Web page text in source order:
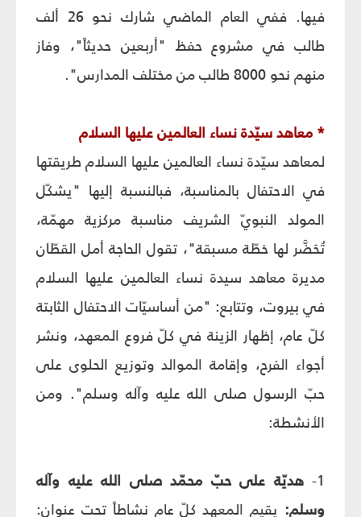
فيها. ففي العام الماضي شارك نحو 26 ألف
طالب في مشروع حفظ "أربعين حديثاً"، وفاز
منهم نحو 8000 طالب من مختلف المدارس".
* معاهد سيّدة نساء العالمين عليها السلام
لمعاهد سيّدة نساء العالمين عليها السلام طريقتها
في الاحتفال بالمناسبة، فبالنسبة إليها "يشكّل
المولد النبويّ الشريف مناسبة مركزية مهمّة،
تُحَضَّر لها خطّة مسبقة"، تقول الحاجة أمل القطّان
مديرة معاهد سيدة نساء العالمين عليها السلام
في بيروت، وتتابع: "من أساسيّات الاحتفال الثابتة
كلّ عام، إظهار الزينة في كلّ فروع المعهد، ونشر
أجواء الفرح، وإقامة الموالد وتوزيع الحلوى على
حبّ الرسول صلى الله عليه وآله وسلم". ومن
الأنشطة:
1-
هديّة على حبّ محمّد صلى الله عليه وآله
وسلم: يقيم المعهد كلّ عام نشاطاً تحت عنوان: